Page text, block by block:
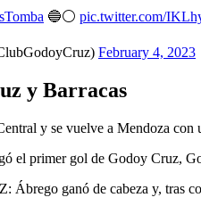
🔵⚪ pic.twitter.com/
February 4, 2023
y Barracas
y se vuelve a Mendoza
el primer gol de Godoy Cruz,
ganó de cabeza y, tras